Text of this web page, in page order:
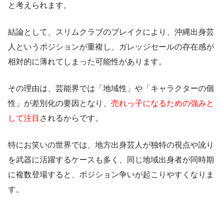
と考えられます。
結論として、スリムクラブのブレイクにより、沖縄出身芸
人というポジションが重複し、ガレッジセールの存在感が
相対的に薄れてしまった可能性があります。
その理由は、芸能界では「地域性」や「キャラクターの個
性」が差別化の要因となり、 売れっ子になるための強みと
して注目 されるからです。
特にお笑いの世界では、地方出身芸人が独特の視点や訛り
を武器に活躍するケースも多く、同じ地域出身者が同時期
に複数登場すると、ポジション争いが起こりやすくなりま
す。